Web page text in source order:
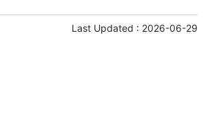
Last Updated : 2026-06-29